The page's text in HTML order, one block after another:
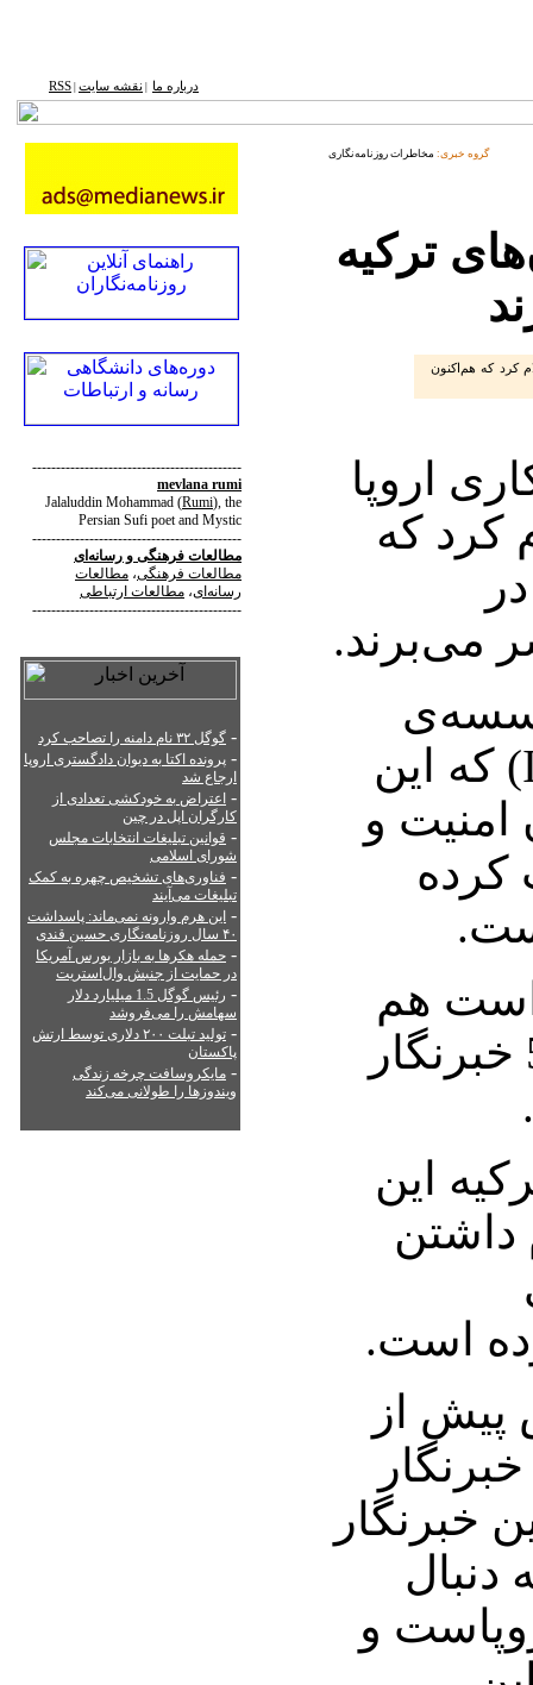
درباره ما نقشه ‌سایت RSS
--------------------------------------------
mevlana rumi
Jalaluddin Mohammad (Rumi), the
Persian Sufi poet and Mystic
--------------------------------------------
مطالعات فرهنگی و رسانه‌ای
مطالعات فرهنگی، مطالعات
رسانه‌ای، مطالعات ارتباطی
--------------------------------------------
- گوگل ۳۲ نام دامنه را تصاحب کرد
- پرونده اکتا به دیوان دادگستری اروپا
ارجاع شد
- اعتراض به خودکشی تعدادی از
کارگران اپل در چین
- قوانین تبلیغات انتخابات مجلس
شورای اسلامی
- فناوری‌های تشخیص چهره به کمک
تبلیغات می‌آیند
- این هرم وارونه نمی‌ماند: پاسداشت
۴۰ سال روزنامه‌نگاری حسین قندی
- حمله هکرها به بازار بورس آمریکا
در حمایت از جنبش وال‌استریت
-
رئیس گوگل 1.5 میلیارد دلار
سهامش را می‌فروشد
-
تولید تبلت ۲۰۰ دلاری توسط ارتش
پاکستان
- مایکروسافت چرخه زندگی
ویندوزها را طولانی می‌کند
گروه خبری: مخاطرات روزنامه‌نگاری
ترکیه
کرد که هم‌اکنون
اروپا
کرد که
در
می‌برند.
بین‌المللی رسانه (IPI) که این
و
کرده
است هم
اکنون دولت ترکیه 57 خبرنگار
این
داشتن
است.
از
چین با داشتن 34 خبرنگار
خبرنگار
دنبال
و